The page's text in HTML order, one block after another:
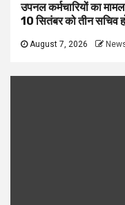
उपनल कर्मचारियों का
10 सितंबर को तीन सचिव
August 7, 2026